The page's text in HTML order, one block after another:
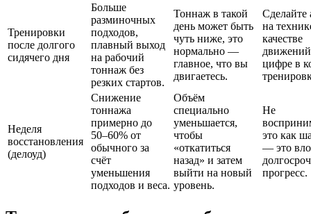
Тренировки
после долгого
сидячего дня
Больше
разминочных
подходов,
плавный выход
на рабочий
тоннаж без
резких стартов.
Тоннаж в такой
день может быть
чуть ниже, это
нормально —
главное, что вы
двигаетесь.
Сделайте
на
качестве
цифре в
Неделя
восстановления
(делоуд)
Снижение
тоннажа
примерно до
50–60% от
обычного за
счёт
уменьшения
подходов и веса.
Объём
специально
уменьшается,
чтобы
«откатиться
назад» и затем
выйти на новый
уровень.
Не
это как
— это
прогресс.